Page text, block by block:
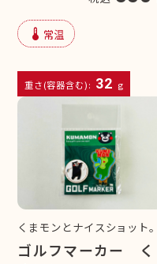
device_thermostat 常温
重さ(容器含む): 32 g
くまモンとナイスショット。
ゴルフマーカー く